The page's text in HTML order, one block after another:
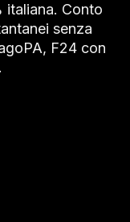
italiana. Conto
senza
F24 con